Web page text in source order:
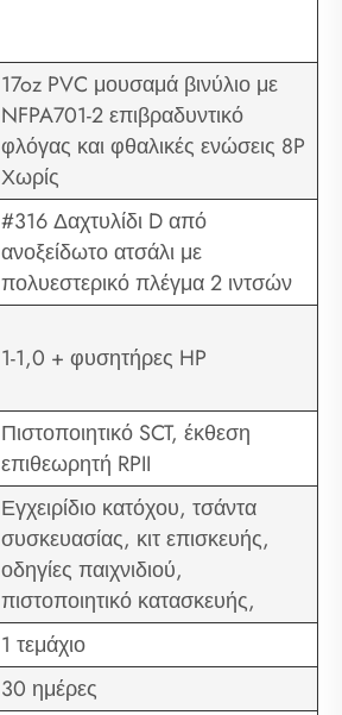
17oz PVC μουσαμά βινύλιο με
NFPA701-2 επιβραδυντικό
φλόγας και φθαλικές ενώσεις 8P
Χωρίς
#316 Δαχτυλίδι D από
ανοξείδωτο ατσάλι με
πολυεστερικό πλέγμα 2 ιντσών
1-1,0 + φυσητήρες HP
Πιστοποιητικό SCT, έκθεση
επιθεωρητή RPII
Εγχειρίδιο κατόχου, τσάντα
συσκευασίας, κιτ επισκευής,
οδηγίες παιχνιδιού,
πιστοποιητικό κατασκευής,
1 τεμάχιο
30 ημέρες